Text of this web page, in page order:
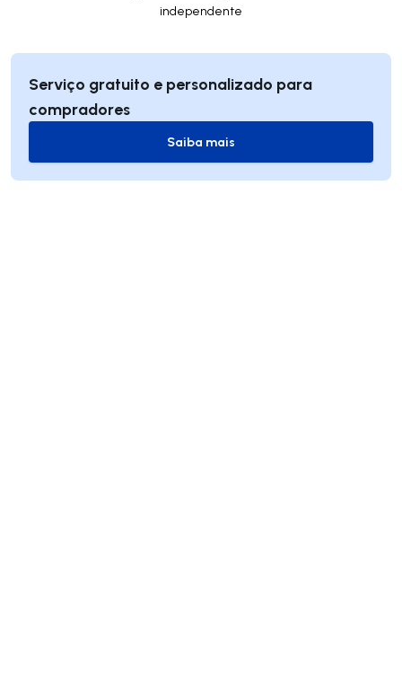
independente
Serviço gratuito e personalizado para
compradores
Saiba mais
Saiba mais